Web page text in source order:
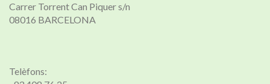
Carrer Torrent Can Piquer s/n
08016 BARCELONA
Telèfons: